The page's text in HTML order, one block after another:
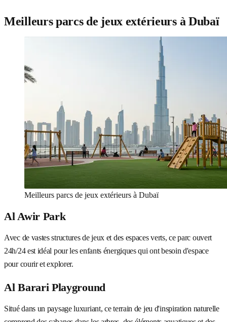
Meilleurs parcs de jeux extérieurs à Dubaï
Meilleurs parcs de jeux extérieurs à Dubaï
Al Awir Park
Avec de vastes structures de jeux et des espaces verts, ce parc ouvert
24h/24 est idéal pour les enfants énergiques qui ont besoin d'espace
pour courir et explorer.
Al Barari Playground
Situé dans un paysage luxuriant, ce terrain de jeu d'inspiration naturelle